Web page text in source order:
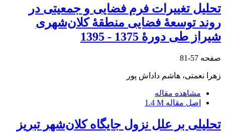
تحلیل تغییرات فرم فضایی و جمعیتی در
روند توسعۀ فضایی منطقۀ کلان‌شهری
شیراز طی دورۀ 1375 - 1395
صفحه 57-81
زهرا نعمتی، هاشم داداش پور
مشاهده مقاله
اصل مقاله 1.4 M
تحلیلی بر علل نزول جایگاه کلان‌شهر تبریز